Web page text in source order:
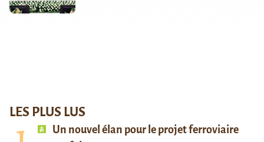
LES PLUS LUS
Un nouvel élan pour le projet ferroviaire